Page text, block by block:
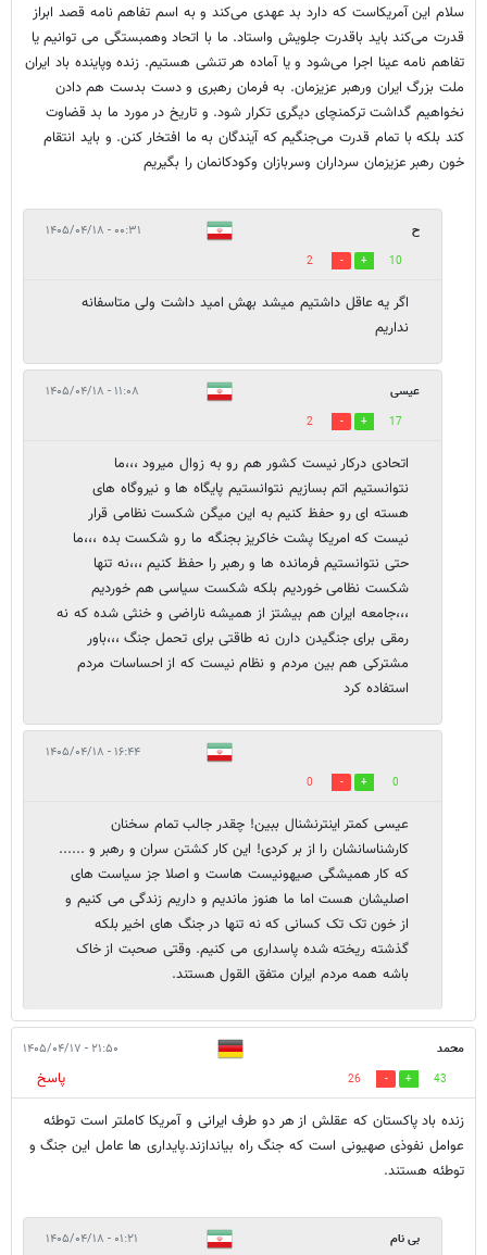
سلام این آمریکاست که دارد بد عهدی می‌کند و به اسم تفاهم نامه قصد ابراز
قدرت می‌کند باید باقدرت جلویش واستاد. ما با اتحاد وهمبستگی می توانیم یا
تفاهم نامه عینا اجرا می‌شود و یا آماده هر تنشی هستیم. زنده وپاینده باد ایران
ملت بزرگ ایران ورهبر عزیزمان. به فرمان رهبری و دست بدست هم دادن
نخواهیم گداشت ترکمنچای دیگری تکرار شود. و تاریخ در مورد ما بد قضاوت
کند بلکه با تمام قدرت می‌جنگیم که آیندگان به ما افتخار کنن. و باید انتقام
خون رهبر عزیزمان سرداران وسربازان وکودکانمان را بگیریم
ح ۰۰:۳۱ - ۱۴۰۵/۰۴/۱۸
10
2
اگر یه عاقل داشتیم میشد بهش امید داشت ولی متاسفانه
نداریم
عیسی ۱۱:۰۸ - ۱۴۰۵/۰۴/۱۸
17
2
اتحادی درکار نیست کشور هم رو به زوال میرود ،،،ما
نتوانستیم اتم بسازیم نتوانستیم پایگاه ها و نیروگاه های
هسته ای رو حفظ کنیم به این میگن شکست نظامی قرار
نیست که امریکا پشت خاکریز بجنگه ما رو شکست بده ،،،ما
حتی نتوانستیم فرمانده ها و رهبر را حفظ کنیم ،،،نه تنها
شکست نظامی خوردیم بلکه شکست سیاسی هم خوردیم
،،،جامعه ایران هم بیشتز از همیشه ناراضی و خنثی شده که نه
رمقی برای جنگیدن دارن نه طاقتی برای تحمل جنگ ،،،باور
مشترکی هم بین مردم و نظام نیست که از احساسات مردم
استفاده کرد
۱۶:۴۴ - ۱۴۰۵/۰۴/۱۸
0
0
عیسی کمتر اینترنشنال ببین! چقدر جالب تمام سخنان
کارشناسانشان را از بر کردی! این کار کشتن سران و رهبر و ......
که کار همیشگی صیهونیست هاست و اصلا جز سیاست های
اصلیشان هست اما ما هنوز ماندیم و داریم زندگی می کنیم و
از خون تک تک کسانی که نه تنها در جنگ های اخیر بلکه
گذشته ریخته شده پاسداری می کنیم. وقتی صحبت از خاک
باشه همه مردم ایران متفق القول هستند.
محمد ۲۱:۵۰ - ۱۴۰۵/۰۴/۱۷
43
26
پاسخ
زنده باد پاکستان که عقلش از هر دو طرف ایرانی و آمریکا کاملتر است توطئه
عوامل نفوذی صهیونی است که جنگ راه بیاندازند.پایداری ها عامل این جنگ و
توطئه هستند.
بی نام ۰۱:۲۱ - ۱۴۰۵/۰۴/۱۸